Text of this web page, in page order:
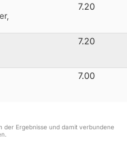
7.20
7.20
7.00
der Ergebnisse und damit verbundene